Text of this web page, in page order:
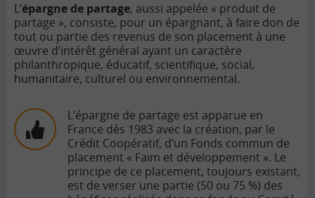
L’épargne de partage, aussi appelée « produit de
partage », consiste, pour un épargnant, à faire don de
tout ou partie des revenus de son placement à une
œuvre d’intérêt général ayant un caractère
philanthropique, éducatif, scientifique, social,
humanitaire, culturel ou environnemental.
L’épargne de partage est apparue en
France dès 1983 avec la création, par le
Crédit Coopératif, d’un Fonds commun de
placement « Faim et développement ». Le
principe de ce placement, toujours existant,
est de verser une partie (50 ou 75 %) des